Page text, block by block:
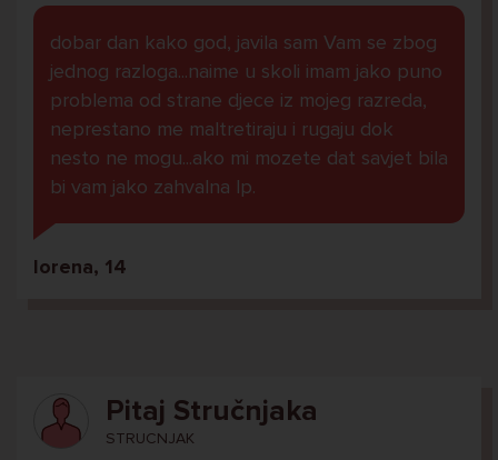
dobar dan kako god, javila sam Vam se zbog
jednog razloga...naime u skoli imam jako puno
problema od strane djece iz mojeg razreda,
neprestano me maltretiraju i rugaju dok
nesto ne mogu...ako mi mozete dat savjet bila
bi vam jako zahvalna lp.
lorena, 14
Pitaj Stručnjaka
STRUCNJAK